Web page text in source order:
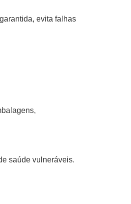
evita falhas
saúde vulneráveis.